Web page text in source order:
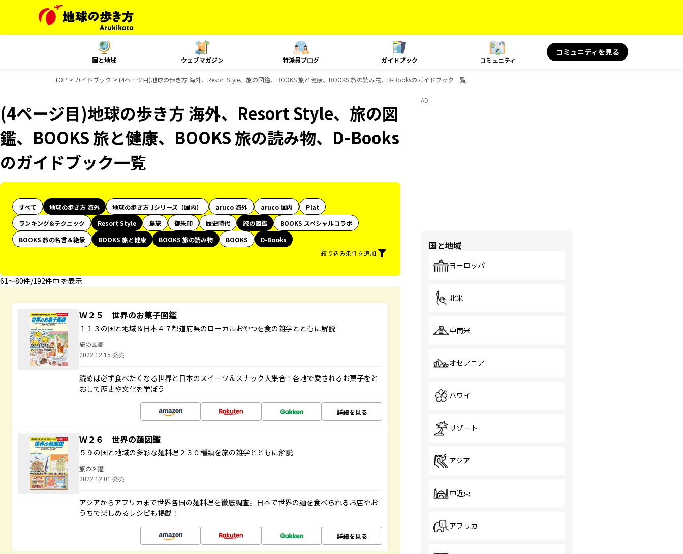
国と地域 ウェブマガジン 特派員ブログ ガイドブック コミュニティ
コミュニティを見る
TOP ガイドブック (4ページ目)地球の歩き方 海外、Resort Style、旅の図鑑、BOOKS 旅と健康、BOOKS 旅の読み物、D-Booksのガイドブック一覧
(4ページ目)地球の歩き方 海外、Resort Style、旅の図
鑑、BOOKS 旅と健康、BOOKS 旅の読み物、D-Books
のガイドブック一覧
すべて 地球の歩き方 海外 地球の歩き方 Jシリーズ（国内） aruco 海外 aruco 国内
Plat
ランキング&テクニック
Resort Style 島旅 御朱印 歴史時代 旅の図鑑
BOOKS スペシャルコラボ
BOOKS 旅の名言＆絶景
BOOKS 旅と健康 BOOKS 旅の読み物 BOOKS
D-Books
絞り込み条件を追加
61〜80件/192件中 を表示
Ｗ２５ 世界のお菓子図鑑
１１３の国と地域＆日本４７都道府県のローカルおやつを食の雑学とともに解説
旅の図鑑
2022.12.15 発売
読めば必ず食べたくなる世界と日本のスイーツ＆スナック大集合！各地で愛されるお菓子をと
おして歴史や文化を学ぼう
詳細を見る
Ｗ２６ 世界の麺図鑑
５９の国と地域の多彩な麺料理２３０種類を旅の雑学とともに解説
旅の図鑑
2022.12.01 発売
アジアからアフリカまで世界各国の麺料理を徹底調査。日本で世界の麺を食べられるお店やお
うちで楽しめるレシピも掲載！
詳細を見る
AD
国と地域
ヨーロッパ
北米
中南米
オセアニア
ハワイ
リゾート
アジア
中近東
アフリカ